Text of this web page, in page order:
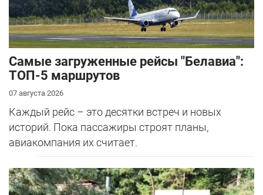
Самые загруженные рейсы "Белавиа":
ТОП-5 маршрутов
07 августа 2026
Каждый рейс – это десятки встреч и новых
историй. Пока пассажиры строят планы,
авиакомпания их считает.